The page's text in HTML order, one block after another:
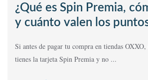
¿Qué es Spin Premia,
y cuánto valen los
Si antes de pagar tu compra en tiendas
tienes la tarjeta Spin Premia y no ...